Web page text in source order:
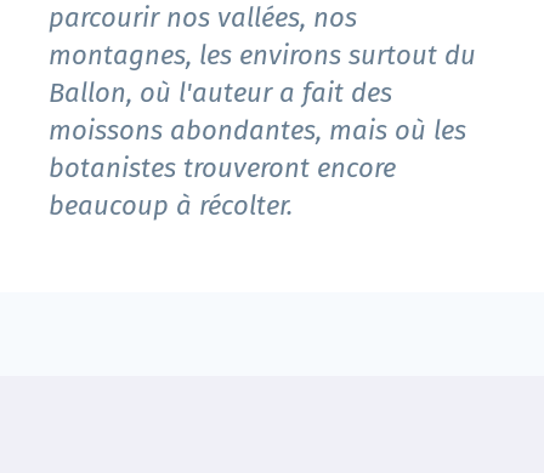
parcourir nos vallées, nos
montagnes, les environs surtout du
Ballon, où l'auteur a fait des
moissons abondantes, mais où les
botanistes trouveront encore
beaucoup à récolter.